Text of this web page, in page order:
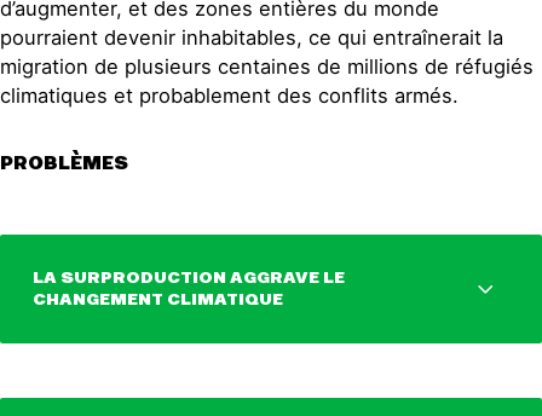
d’augmenter, et des zones entières du monde
pourraient devenir inhabitables, ce qui entraînerait la
migration de plusieurs centaines de millions de réfugiés
climatiques et probablement des conflits armés.
PROBLÈMES
LA SURPRODUCTION AGGRAVE LE
CHANGEMENT CLIMATIQUE